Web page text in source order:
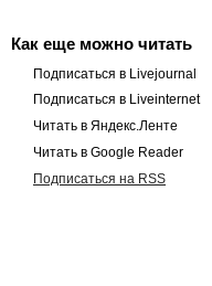
Как еще можно читать
Подписаться в Livejournal
Подписаться в Liveinternet
Читать в Яндекс.Ленте
Читать в Google Reader
Подписаться на RSS